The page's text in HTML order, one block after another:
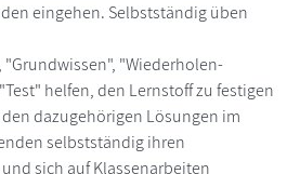
eingehen. Selbstständig üben
"Grundwissen", "Wiederholen-
helfen, den Lernstoff zu festigen
dazugehörigen Lösungen im
selbstständig ihren
sich auf Klassenarbeiten